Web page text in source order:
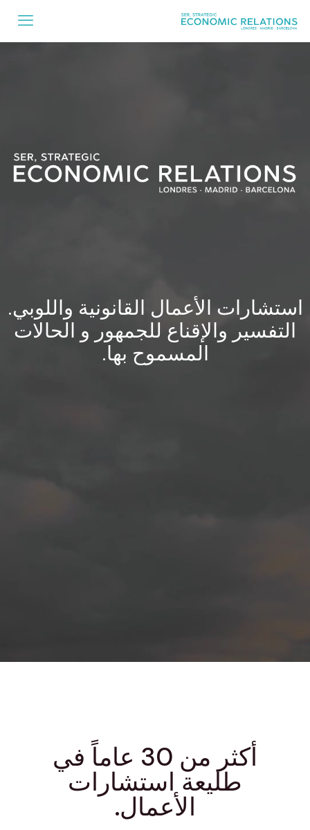
استشارات الأعمال القانونية واللوبي.
التفسير والإقناع للجمهور و الحالات
المسموح بها.
أكثر من 30 عاماً في
طليعة استشارات
الأعمال.